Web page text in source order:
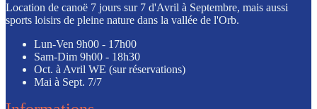
Location de canoë 7 jours sur 7 d'Avril à Septembre, mais aussi
sports loisirs de pleine nature dans la vallée de l'Orb.
Lun-Ven 9h00 - 17h00
Sam-Dim 9h00 - 18h30
Oct. à Avril WE (sur réservations)
Mai à Sept. 7/7